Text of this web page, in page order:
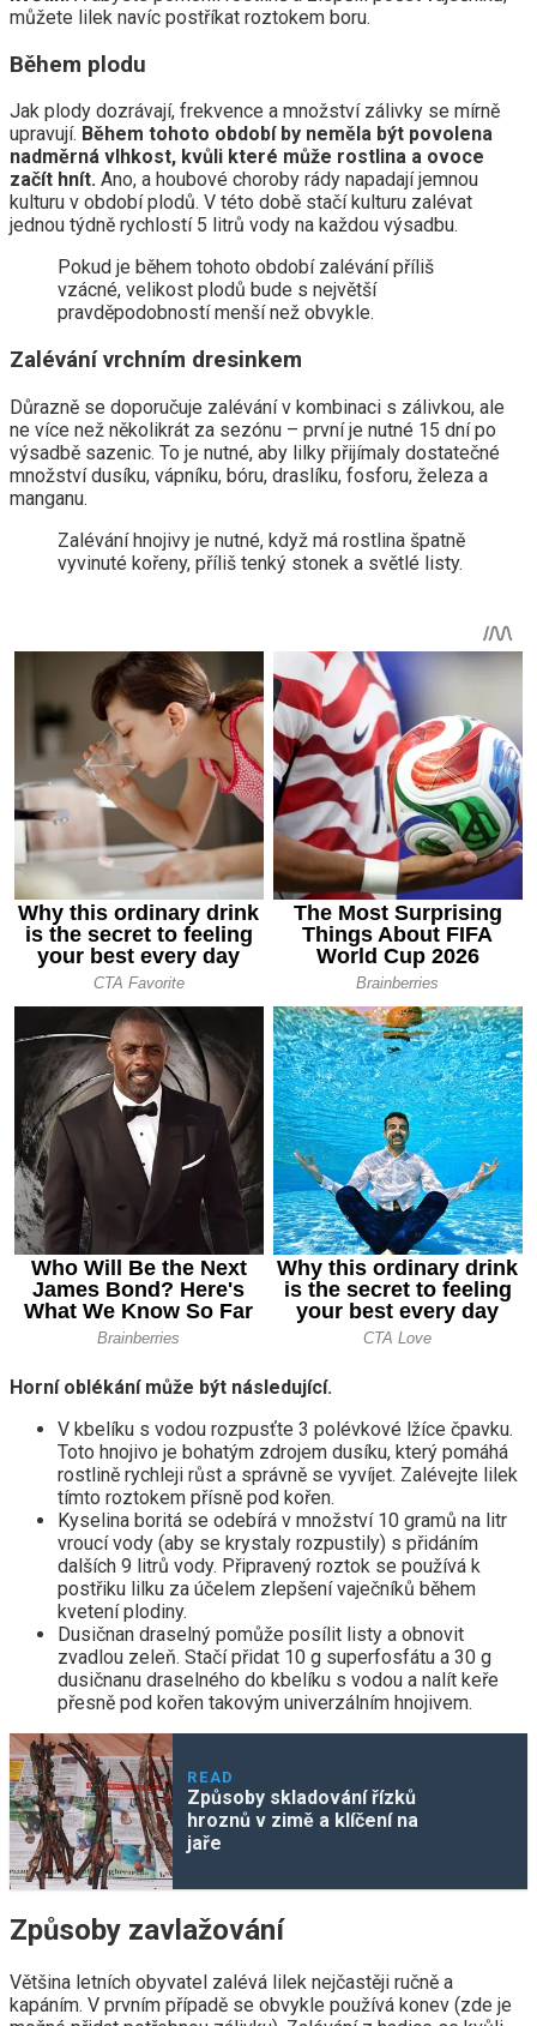
můžete lilek navíc postříkat roztokem boru.
Během plodu
Jak plody dozrávají, frekvence a množství zálivky se mírně
upravují. Během tohoto období by neměla být povolena
nadměrná vlhkost, kvůli které může rostlina a ovoce
začít hnít. Ano, a houbové choroby rády napadají jemnou
kulturu v období plodů. V této době stačí kulturu zalévat
jednou týdně rychlostí 5 litrů vody na každou výsadbu.
Pokud je během tohoto období zalévání příliš
vzácné, velikost plodů bude s největší
pravděpodobností menší než obvykle.
Zalévání vrchním dresinkem
Důrazně se doporučuje zalévání v kombinaci s zálivkou, ale
ne více než několikrát za sezónu – první je nutné 15 dní po
výsadbě sazenic. To je nutné, aby lilky přijímaly dostatečné
množství dusíku, vápníku, bóru, draslíku, fosforu, železa a
manganu.
Zalévání hnojivy je nutné, když má rostlina špatně
vyvinuté kořeny, příliš tenký stonek a světlé listy.
Horní oblékání může být následující.
V kbelíku s vodou rozpusťte 3 polévkové lžíce čpavku.
Toto hnojivo je bohatým zdrojem dusíku, který pomáhá
rostlině rychleji růst a správně se vyvíjet. Zalévejte lilek
tímto roztokem přísně pod kořen.
Kyselina boritá se odebírá v množství 10 gramů na litr
vroucí vody (aby se krystaly rozpustily) s přidáním
dalších 9 litrů vody. Připravený roztok se používá k
postřiku lilku za účelem zlepšení vaječníků během
kvetení plodiny.
Dusičnan draselný pomůže posílit listy a obnovit
zvadlou zeleň. Stačí přidat 10 g superfosfátu a 30 g
dusičnanu draselného do kbelíku s vodou a nalít keře
přesně pod kořen takovým univerzálním hnojivem.
READ
Způsoby skladování řízků
hroznů v zimě a klíčení na
jaře
Způsoby zavlažování
Většina letních obyvatel zalévá lilek nejčastěji ručně a
kapáním. V prvním případě se obvykle používá konev (zde je